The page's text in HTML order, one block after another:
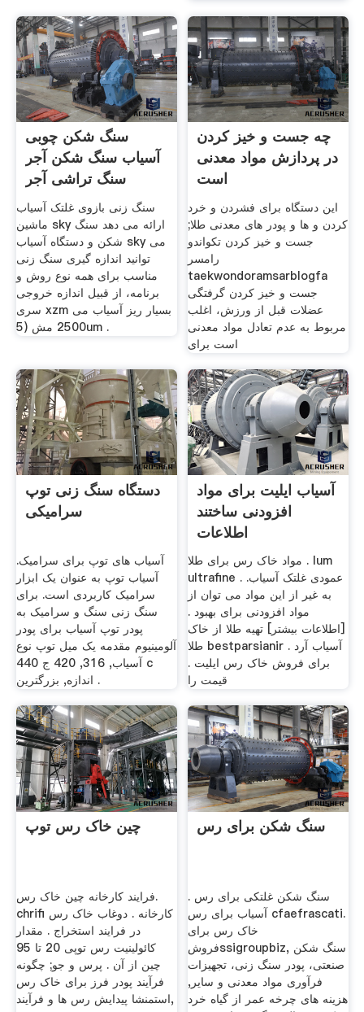
سنگ شکن چوبی
آسیاب سنگ شکن آجر
سنگ تراشی آجر
سنگ زنی بازوی غلتک آسیاب
ماشین sky ارائه می دهد سنگ
شکن و دستگاه آسیاب sky می
توانید اندازه گیری سنگ زنی
مناسب برای همه نوع روش و
برنامه، از قبیل اندازه خروجی
سری xzm بسیار ریز آسیاب می
2500 مش (5um .
چه جست و خیز کردن
در پردازش مواد معدنی
است
این دستگاه برای فشردن و خرد
کردن و ها و پودر های معدنی طلا;
جست و خیز کردن تکواندو
رامسر
taekwondoramsarblogfa
جست و خیز کردن گرفتگی
عضلات قبل از ورزش، اغلب
مربوط به عدم تعادل مواد معدنی
است برای
دستگاه سنگ زنی توپ
سرامیکی
آسیاب های توپ برای سرامیک.
آسیاب توپ به عنوان یک ابزار
سرامیک کاربردی است. برای
سنگ زنی سنگ و سرامیک به
پودر توپ آسیاب برای پودر
آلومینیوم مقدمه یک میل توپ نوع
آسیاب, 316, 420 ج 440 c
اندازه, بزرگترین .
آسیاب ایلیت برای مواد
افزودنی ساختند
اطلاعات
مواد خاک رس برای طلا . lum
ultrafine عمودی غلتک آسیاب. .
به غیر از این مواد می توان از
مواد افزودنی برای بهبود .
[اطلاعات بیشتر] تهیه طلا از خاک
طلا bestparsianir . آسیاب آرد
برای فروش خاک رس ایلیت .
قیمت را
چین خاک رس توپ
فرایند کارخانه چین خاک رس.
chrifi کارخانه . دوغاب خاک رس
در فرایند استخراج . مقدار
کائولینیت رس توپی 20 تا 95
چین از آن . پرس و جو; چگونه
فرآیند پودر فرز برای خاک رس
استمنشا پیدایش رس ها و فرآیند,
سنگ شکن برای رس
سنگ شکن غلتکی برای رس .
آسیاب برای رس cfaefrascati.
خاک رس برای
فروشssigroupbiz, سنگ شکن
صنعتی، پودر سنگ زنی، تجهیزات
فرآوری مواد معدنی و سایر,
هزینه های چرخه عمر از گیاه خرد